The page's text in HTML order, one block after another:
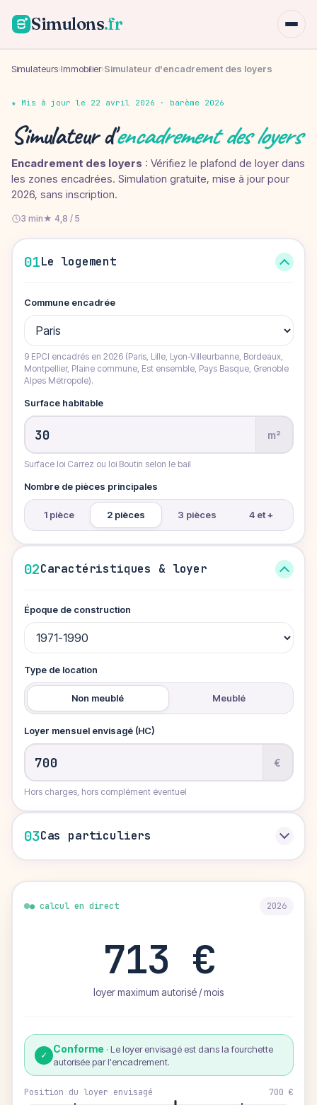
Simulons.fr
Simulateurs›Immobilier›Simulateur d'encadrement des loyers
★ Mis à jour le 22 avril 2026 · barème 2026
Simulateur d'encadrement des loyers
Encadrement des loyers : Vérifiez le plafond de loyer dans
les zones encadrées. Simulation gratuite, mise à jour pour
2026, sans inscription.
3 min★ 4,8 / 5
01Le logement
Commune encadrée
9 EPCI encadrés en 2026 (Paris, Lille, Lyon-Villeurbanne, Bordeaux,
Montpellier, Plaine commune, Est ensemble, Pays Basque, Grenoble
Alpes Métropole).
Surface habitable
m²
Surface loi Carrez ou loi Boutin selon le bail
Nombre de pièces principales
1 pièce 2 pièces 3 pièces 4 et +
02Caractéristiques & loyer
Époque de construction
Type de location
Non meublé Meublé
Loyer mensuel envisagé (HC)
€
Hors charges, hors complément éventuel
03Cas particuliers
● calcul en direct 2026
713 €
loyer maximum autorisé / mois
✓ Conforme · Le loyer envisagé est dans la fourchette
autorisée par l'encadrement.
Position du loyer envisagé 700 €